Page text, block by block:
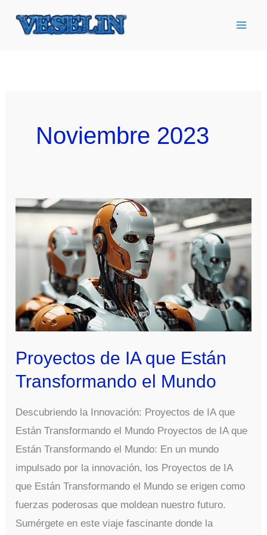
Noviembre 2023
Proyectos de IA que Están
Transformando el Mundo
Descubriendo la Innovación: Proyectos de IA que
Están Transformando el Mundo Proyectos de IA que
Están Transformando el Mundo: En un mundo
impulsado por la innovación, los Proyectos de IA
que Están Transformando el Mundo se erigen como
fuerzas poderosas que moldean nuestro futuro.
Sumérgete en este viaje fascinante donde la